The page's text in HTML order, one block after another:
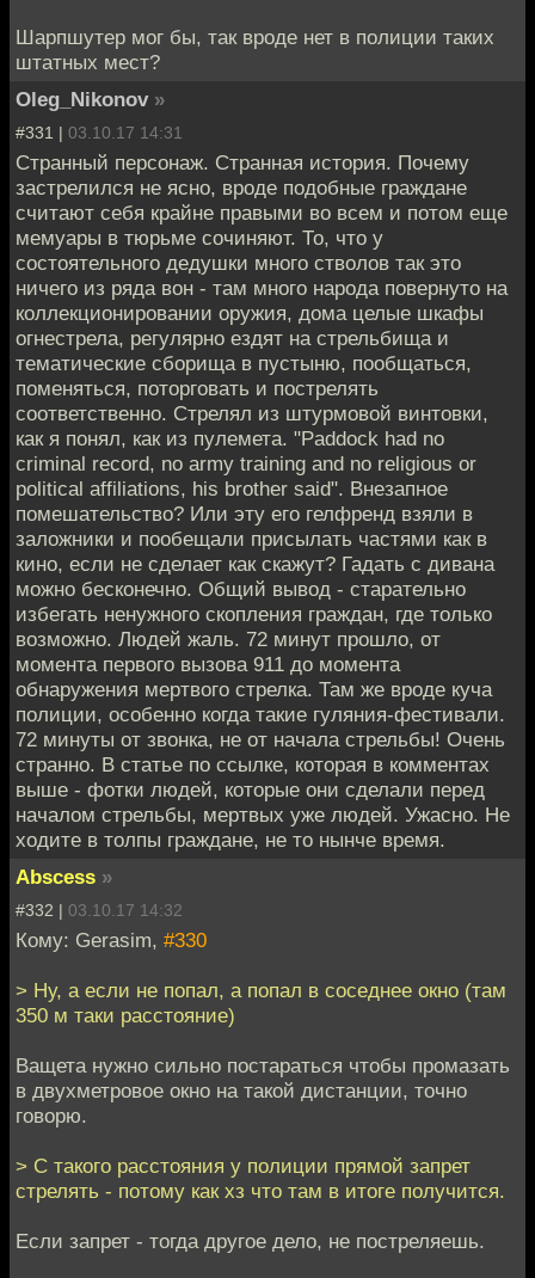
Шарпшутер мог бы, так вроде нет в полиции таких
штатных мест?
Oleg_Nikonov »
#331 | 03.10.17 14:31
Странный персонаж. Странная история. Почему
застрелился не ясно, вроде подобные граждане
считают себя крайне правыми во всем и потом еще
мемуары в тюрьме сочиняют. То, что у
состоятельного дедушки много стволов так это
ничего из ряда вон - там много народа повернуто на
коллекционировании оружия, дома целые шкафы
огнестрела, регулярно ездят на стрельбища и
тематические сборища в пустыню, пообщаться,
поменяться, поторговать и пострелять
соответственно. Стрелял из штурмовой винтовки,
как я понял, как из пулемета. "Paddock had no
criminal record, no army training and no religious or
political affiliations, his brother said". Внезапное
помешательство? Или эту его гелфренд взяли в
заложники и пообещали присылать частями как в
кино, если не сделает как скажут? Гадать с дивана
можно бесконечно. Общий вывод - старательно
избегать ненужного скопления граждан, где только
возможно. Людей жаль. 72 минут прошло, от
момента первого вызова 911 до момента
обнаружения мертвого стрелка. Там же вроде куча
полиции, особенно когда такие гуляния-фестивали.
72 минуты от звонка, не от начала стрельбы! Очень
странно. В статье по ссылке, которая в комментах
выше - фотки людей, которые они сделали перед
началом стрельбы, мертвых уже людей. Ужасно. Не
ходите в толпы граждане, не то нынче время.
Abscess »
#332 | 03.10.17 14:32
Кому: Gerasim, #330
> Ну, а если не попал, а попал в соседнее окно (там
350 м таки расстояние)
Ващета нужно сильно постараться чтобы промазать
в двухметровое окно на такой дистанции, точно
говорю.
> С такого расстояния у полиции прямой запрет
стрелять - потому как хз что там в итоге получится.
Если запрет - тогда другое дело, не постреляешь.